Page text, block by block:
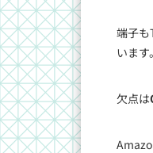
端子
います。
欠点は